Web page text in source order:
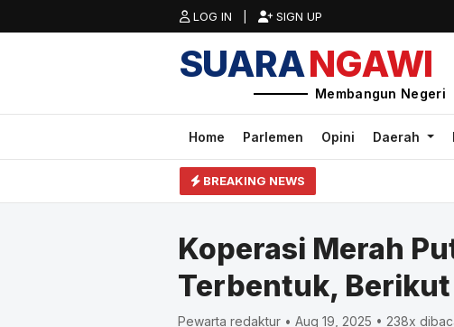
LOG IN | SIGN UP
SUARANGAWI
Membangun Negeri
Home Parlemen Opini Daerah
BREAKING NEWS
Koperasi Merah
Terbentuk,
Pewarta redaktur • Aug 19, 2025 • 238x